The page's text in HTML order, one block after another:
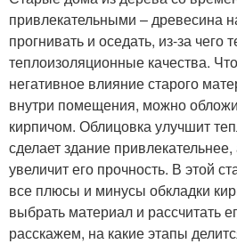
привлекательными – древесина
прогнивать и оседать, из-за чего
теплоизоляционные качества.
негативное влияние старого
внутри помещения, можно
кирпичом. Облицовка улучшит
сделает здание
увеличит его прочность. В этой
все плюсы и минусы обкладки
выбрать материал и рассчитать
расскажем, на какие этапы